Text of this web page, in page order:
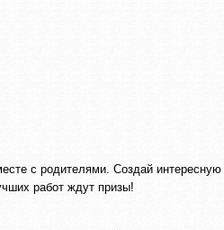
с родителями. Создай интересную
работ ждут призы!